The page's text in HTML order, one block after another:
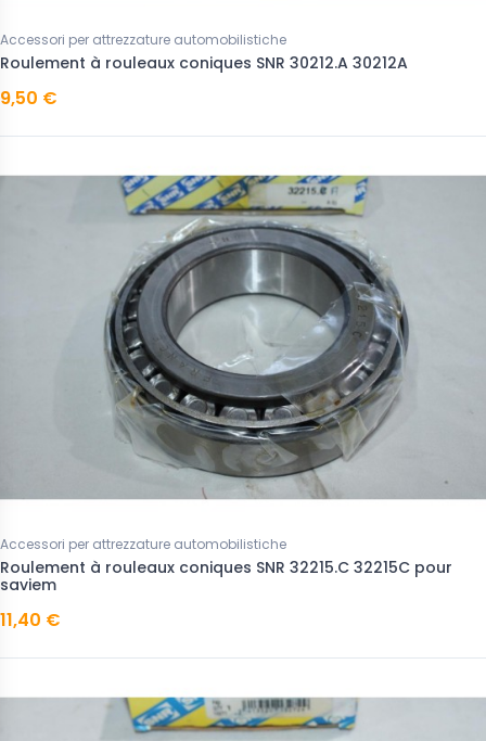
Accessori per attrezzature automobilistiche
Roulement à rouleaux coniques SNR 30212.A 30212A
9,50 €
Accessori per attrezzature automobilistiche
Roulement à rouleaux coniques SNR 32215.C 32215C pour
saviem
11,40 €